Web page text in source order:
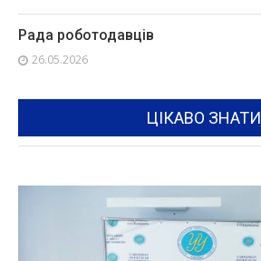
Рада роботодавців
26.05.2026
ЦІКАВО ЗНАТИ